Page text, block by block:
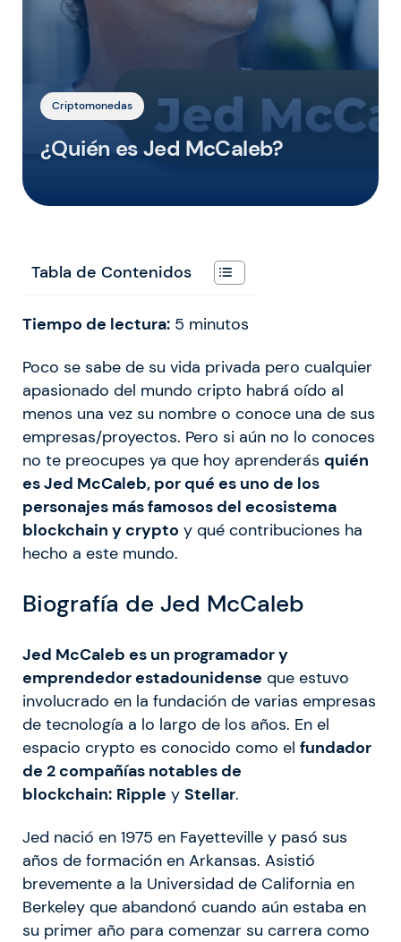
Criptomonedas
¿Quién es Jed McCaleb?
Tabla de Contenidos
Tiempo de lectura: 5 minutos
Poco se sabe de su vida privada pero cualquier
apasionado del mundo cripto habrá oído al
menos una vez su nombre o conoce una de sus
empresas/proyectos. Pero si aún no lo conoces
no te preocupes ya que hoy aprenderás quién
es Jed McCaleb, por qué es uno de los
personajes más famosos del ecosistema
blockchain y crypto y qué contribuciones ha
hecho a este mundo.
Biografía de Jed McCaleb
Jed McCaleb es un programador y
emprendedor estadounidense que estuvo
involucrado en la fundación de varias empresas
de tecnología a lo largo de los años. En el
espacio crypto es conocido como el fundador
de 2 compañías notables de
blockchain: Ripple y Stellar.
Jed nació en 1975 en Fayetteville y pasó sus
años de formación en Arkansas. Asistió
brevemente a la Universidad de California en
Berkeley que abandonó cuando aún estaba en
su primer año para comenzar su carrera como